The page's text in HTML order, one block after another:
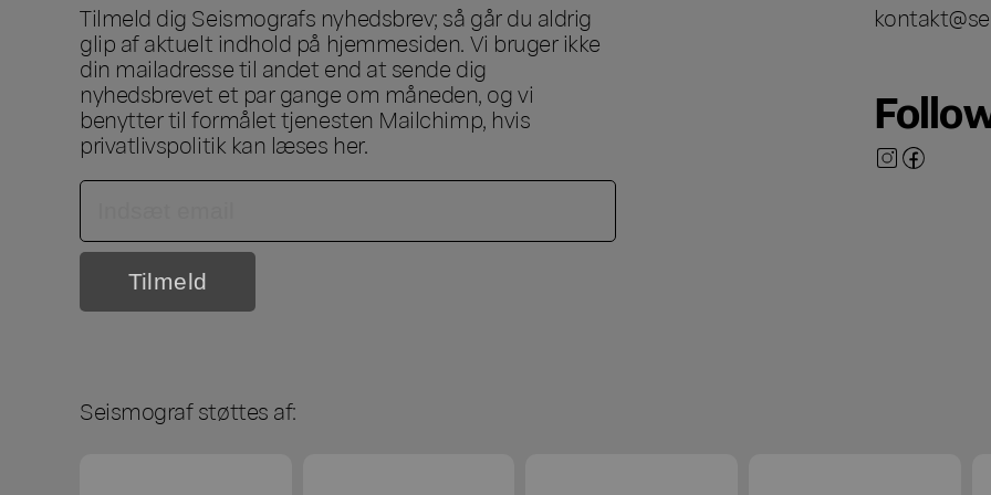
Tilmeld dig Seismografs nyhedsbrev; så går du aldrig
glip af aktuelt indhold på hjemmesiden. Vi bruger ikke
din mailadresse til andet end at sende dig
nyhedsbrevet et par gange om måneden, og vi
benytter til formålet tjenesten Mailchimp, hvis
privatlivspolitik kan læses her.
Seismograf støttes af: